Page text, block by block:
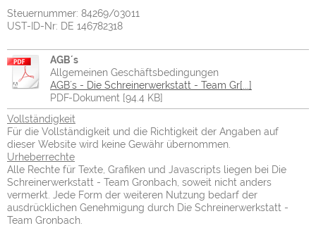
Steuernummer: 84269/03011
UST-ID-Nr: DE 146782318
AGB´s
Allgemeinen Geschäftsbedingungen
AGB´s - Die Schreinerwerkstatt - Team Gr[...]
PDF-Dokument [94.4 KB]
Vollständigkeit
Für die Vollständigkeit und die Richtigkeit der Angaben auf
dieser Website wird keine Gewähr übernommen.
Urheberrechte
Alle Rechte für Texte, Grafiken und Javascripts liegen bei Die
Schreinerwerkstatt - Team Gronbach, soweit nicht anders
vermerkt. Jede Form der weiteren Nutzung bedarf der
ausdrücklichen Genehmigung durch Die Schreinerwerkstatt -
Team Gronbach.